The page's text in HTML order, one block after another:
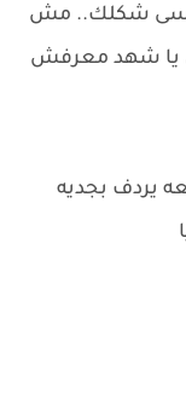
انسى شكلك.. مش
يا شهد معرفش
يردف بجديه